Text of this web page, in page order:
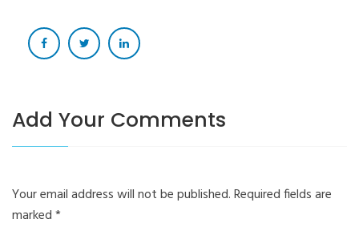
Add Your Comments
Your email address will not be published. Required fields are
marked*